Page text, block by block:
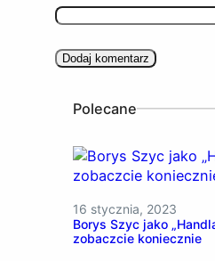
Polecane
16 stycznia, 2023
Borys Szyc jako
zobaczcie koniecznie